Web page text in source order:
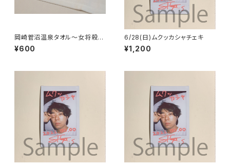
岡崎菅沼温泉タオル〜女将殺陣
事件〜
¥600
6/28(日)ムクッカシャチェキ
¥1,200